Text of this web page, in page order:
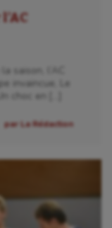
saison, l’AC
invaincue, Le
choc en […]
par La Rédaction